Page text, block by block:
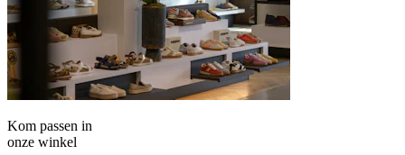
Kom passen in
onze winkel